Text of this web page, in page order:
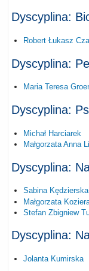
Dyscyplina:
Robert Łukasz
Dyscyplina:
Maria Teresa
Dyscyplina:
Michał Harciarek
Małgorzata Anna
Dyscyplina:
Sabina
Małgorzata
Stefan Zbigniew
Dyscyplina:
Jolanta Kumirska